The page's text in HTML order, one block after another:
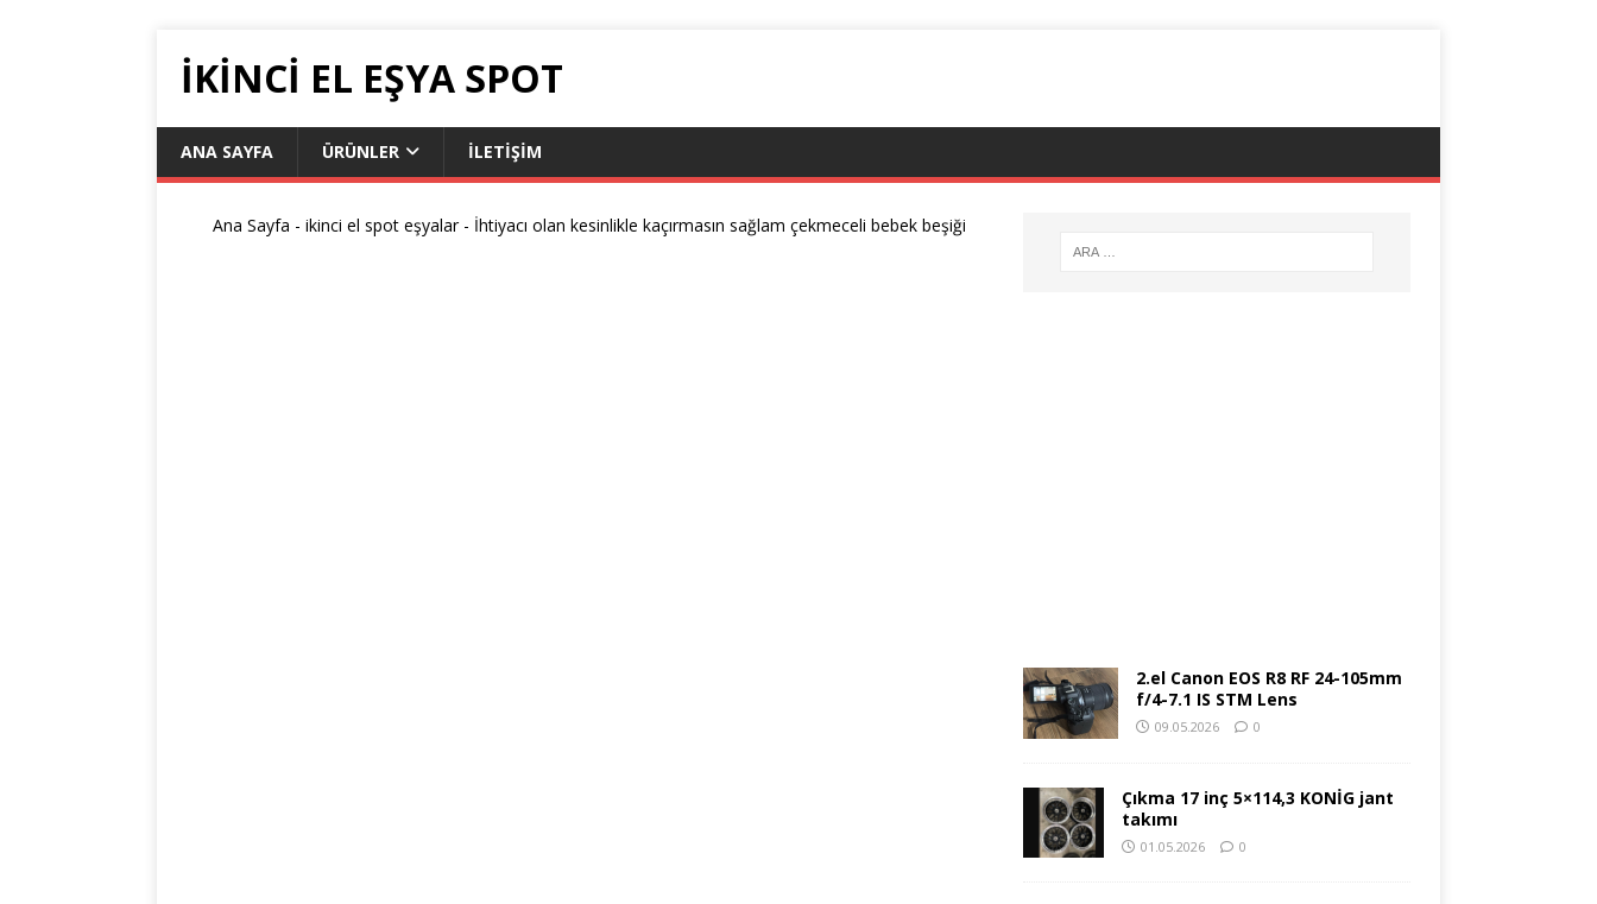
İKİNCİ EL EŞYA SPOT
ANA SAYFA ÜRÜNLER İLETIŞIM
Ana Sayfa -ikinci el spot eşyalar- İhtiyacı olan kesinlikle kaçırmasın sağlam çekmeceli bebek beşiği
2.el Canon EOS R8 RF 24-105mm
f/4-7.1 IS STM Lens
09.05.2026 0
Çıkma 17 inç 5×114,3 KONİG jant
takımı
01.05.2026 0